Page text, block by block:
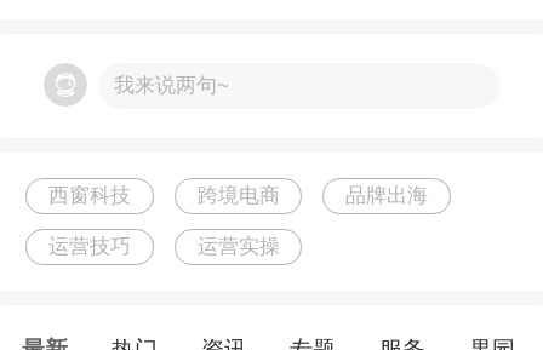
我来说两句~
西窗科技 跨境电商 品牌出海
运营技巧 运营实操